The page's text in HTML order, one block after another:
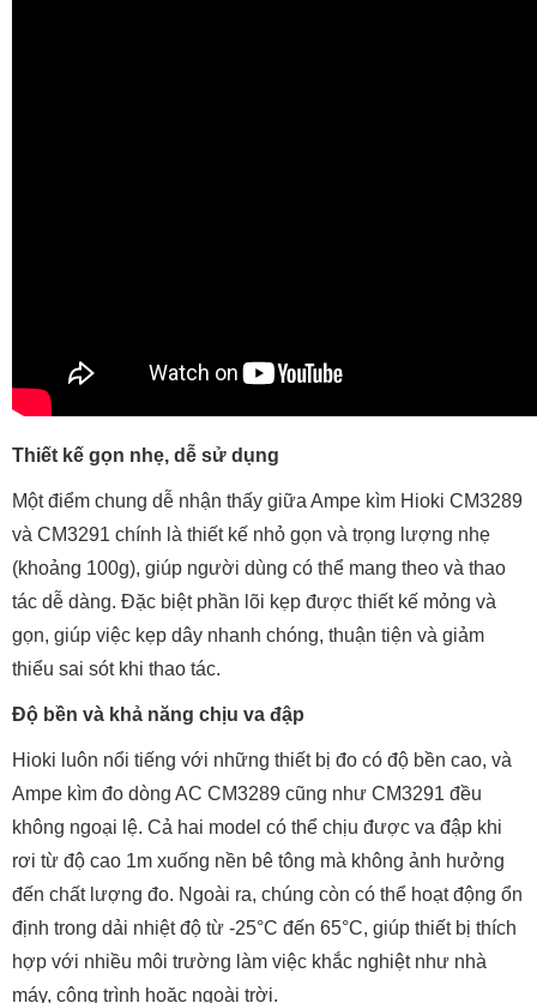
Thiết kế gọn nhẹ, dễ sử dụng
Một điểm chung dễ nhận thấy giữa Ampe kìm Hioki CM3289
và CM3291 chính là thiết kế nhỏ gọn và trọng lượng nhẹ
(khoảng 100g), giúp người dùng có thể mang theo và thao
tác dễ dàng. Đặc biệt phần lõi kẹp được thiết kế mỏng và
gọn, giúp việc kẹp dây nhanh chóng, thuận tiện và giảm
thiểu sai sót khi thao tác.
Độ bền và khả năng chịu va đập
Hioki luôn nổi tiếng với những thiết bị đo có độ bền cao, và
Ampe kìm đo dòng AC CM3289 cũng như CM3291 đều
không ngoại lệ. Cả hai model có thể chịu được va đập khi
rơi từ độ cao 1m xuống nền bê tông mà không ảnh hưởng
đến chất lượng đo. Ngoài ra, chúng còn có thể hoạt động ổn
định trong dải nhiệt độ từ -25°C đến 65°C, giúp thiết bị thích
hợp với nhiều môi trường làm việc khắc nghiệt như nhà
máy, công trình hoặc ngoài trời.